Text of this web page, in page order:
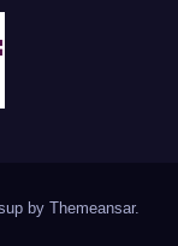
by Themeansar.